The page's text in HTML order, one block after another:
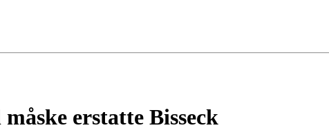
erstatte Bisseck